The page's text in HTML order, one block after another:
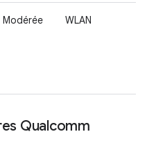
Modérée WLAN
Qualcomm